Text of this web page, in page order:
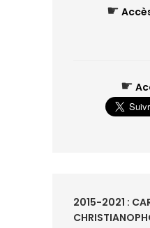
☛
☛
2015-2021 :